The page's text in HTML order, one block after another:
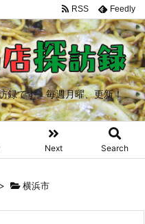
録です。毎週月曜、更新！
Next Search
RSS Feedly
> 横浜市